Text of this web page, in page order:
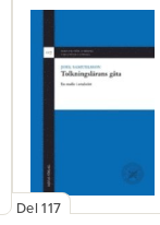
Del 117